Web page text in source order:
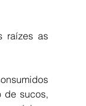
raízes as
de sucos,